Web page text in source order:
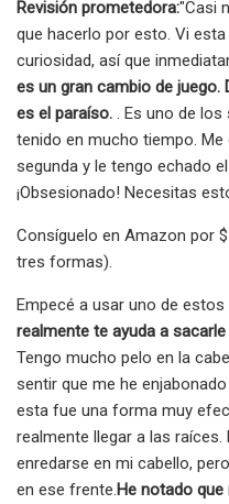
Revisión prometedora:"Casi
que hacerlo por esto. Vi
curiosidad, así que
es un gran cambio de juego.
es el paraíso. . Es uno de
tenido en mucho tiempo.
segunda y le tengo echado
¡Obsesionado! Necesitas
Consíguelo en Amazon por
tres formas).
Empecé a usar uno de
realmente te ayuda a
Tengo mucho pelo en la
sentir que me he
esta fue una forma muy
realmente llegar a las
enredarse en mi cabello,
en ese frente.He notado